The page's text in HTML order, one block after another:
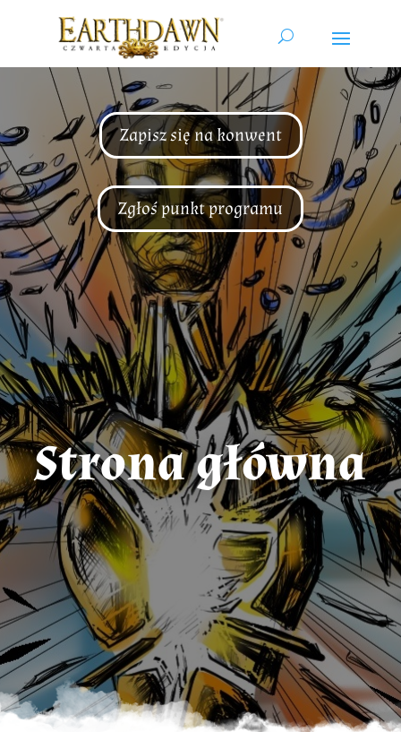
Zapisz się na konwent
Zgłoś punkt programu
Strona główna